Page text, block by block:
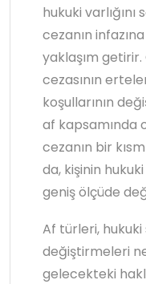
hukuki
cezanın
yaklaşım getirir.
cezasının
koşullarının
af kapsamında
cezanın bir
da, kişinin
geniş ölçüde
Af türleri,
değiştirmeleri
gelecekteki